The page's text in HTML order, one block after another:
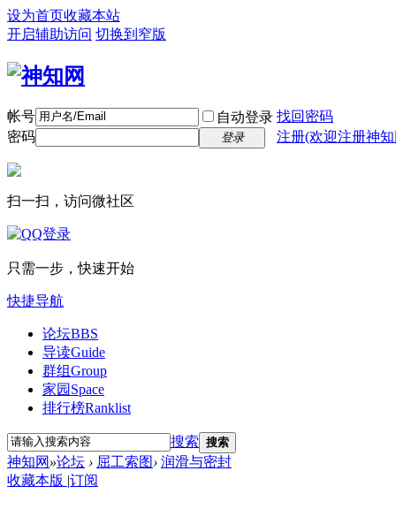
设为首页收藏本站
开启辅助访问 切换到窄版
帐号 自动登录 找回密码
密码
登录 注册(欢迎注册神
扫一扫，访问微社区
只需一步，快速开始
快捷导航
论坛BBS
导读Guide
群组Group
家园 Space
排行榜Ranklist
搜索 搜索
神知网 »论坛 › 屈工索图› 润滑与密封
收藏本版 |订阅